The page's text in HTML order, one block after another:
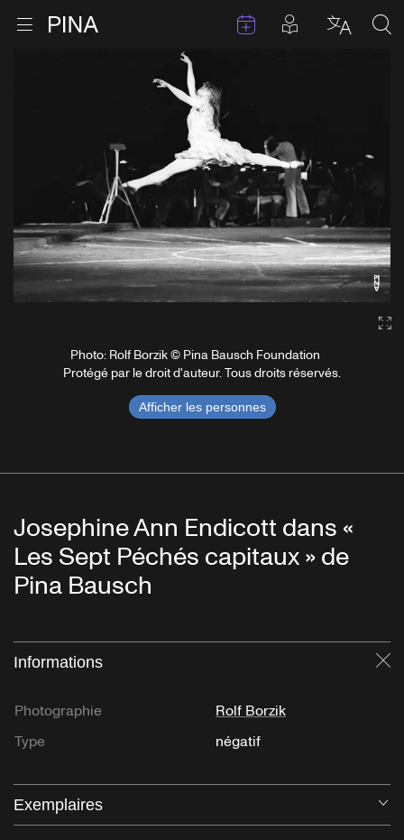
Ouvrir le menu Retour à la page d'accueil Évenements
Articles en
Photo: Rolf Borzik © Pina Bausch Foundation
Protégé par le droit d'auteur. Tous droits réservés.
Afficher les personnes
Josephine Ann Endicott dans «
Les Sept Péchés capitaux » de
Pina Bausch
Informations
Photographie
Rolf Borzik
Type
négatif
Exemplaires